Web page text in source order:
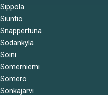
Sippola
Siuntio
Snappertuna
Sodankylä
Soini
Somerniemi
Somero
Sonkajärvi